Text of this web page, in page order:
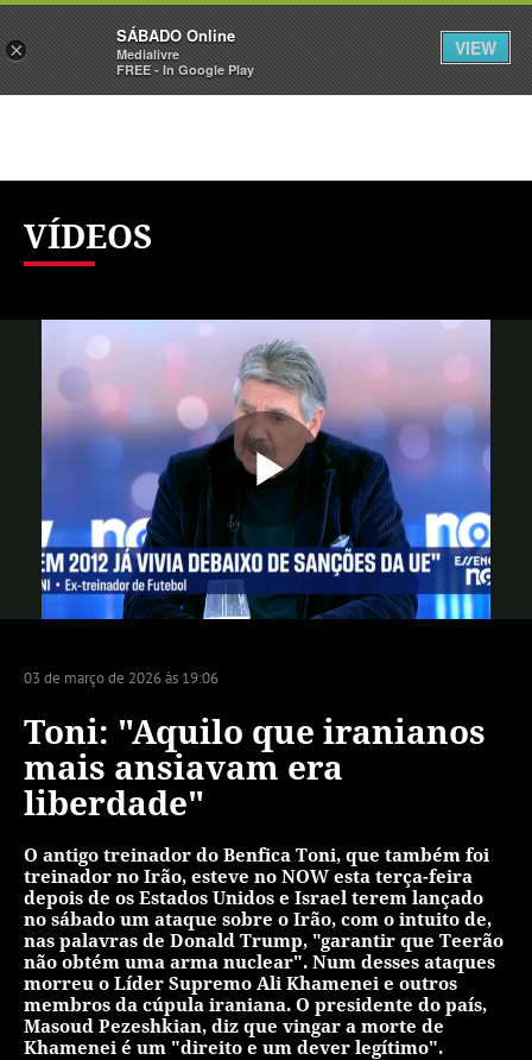
Sábado Assine Iniciar Sessão
VÍDEOS
03 de março de 2026 às 19:06
Toni: "Aquilo que iranianos
mais ansiavam era
liberdade"
O antigo treinador do Benfica Toni, que também foi
treinador no Irão, esteve no NOW esta terça-feira
depois de os Estados Unidos e Israel terem lançado
no sábado um ataque sobre o Irão, com o intuito de,
nas palavras de Donald Trump, "garantir que Teerão
não obtém uma arma nuclear". Num desses ataques
morreu o Líder Supremo Ali Khamenei e outros
membros da cúpula iraniana. O presidente do país,
Masoud Pezeshkian, diz que vingar a morte de
Khamenei é um "direito e um dever legítimo".
×
SÁBADO Online
Medialivre
FREE - In Google Play
VIEW